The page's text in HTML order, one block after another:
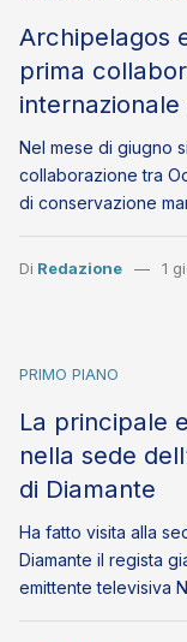
Archipelagos
prima
Nel mese di giugno
collaborazione tra
di conservazione
Di Redazione 1
PRIMO PIANO
La principale
nella sede
di Diamante
Ha fatto visita alla
Diamante il regista
emittente televisiva